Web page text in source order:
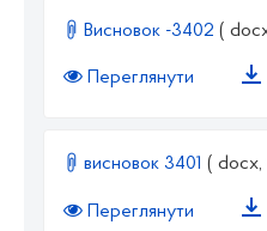
Висновок -3402 (
Переглянути
висновок 3401 ( docx,
Переглянути